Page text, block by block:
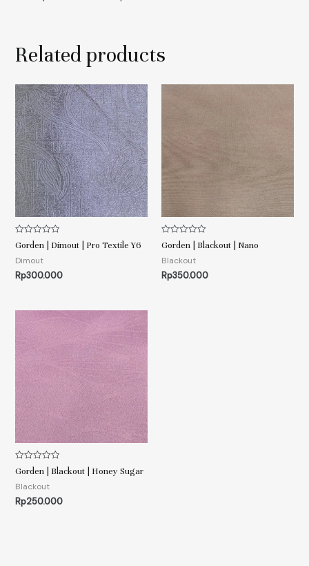
Related products
Rated
0
out
5
Gorden | Dimout | Pro Textile Y6
Dimout
Rp300.000
Rated
0
out
5
Gorden | Blackout | Nano
Blackout
Rp350.000
Rated
0
out
5
Gorden | Blackout | Honey Sugar
Blackout
Rp250.000